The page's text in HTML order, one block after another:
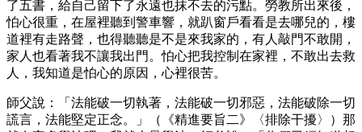
了五書，給自己留下了永遠也抹不去的污點。勞教所出來後，
怕心很重，在屋裡聽到警車響，就趴窗戶看看是去哪兒的，樓
道裡有走路聲，也得聽聽是不是來我家的，有人敲門不敢開，
家人也看著我不讓我出門。怕心把我控制在家裡，不敢出去救
人，我知道是怕心的原因，心裡很苦。
師父說：「法能破一切執著，法能破一切邪惡，法能破除一切
謊言，法能堅定正念。」（《精進要旨二》〈排除干擾〉）那